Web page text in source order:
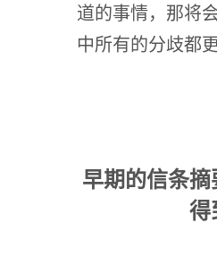
道的事情，那将
中所有的分歧都
早期的信条
得